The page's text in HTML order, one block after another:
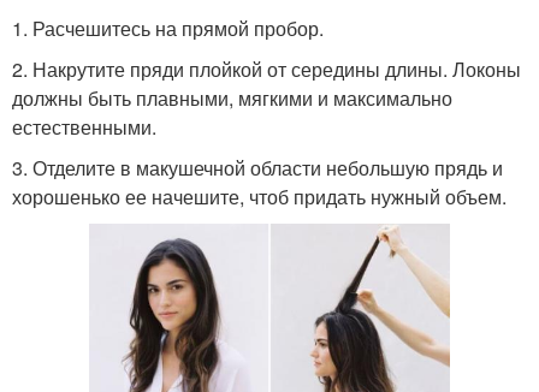
1. Расчешитесь на прямой пробор.
2. Накрутите пряди плойкой от середины длины. Локоны
должны быть плавными, мягкими и максимально
естественными.
3. Отделите в макушечной области небольшую прядь и
хорошенько ее начешите, чтоб придать нужный объем.